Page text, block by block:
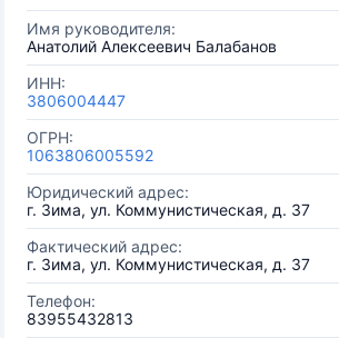
Имя руководителя:
Анатолий Алексеевич Балабанов
ИНН:
3806004447
ОГРН:
1063806005592
Юридический адрес:
г. Зима, ул. Коммунистическая, д. 37
Фактический адрес:
г. Зима, ул. Коммунистическая, д. 37
Телефон:
83955432813